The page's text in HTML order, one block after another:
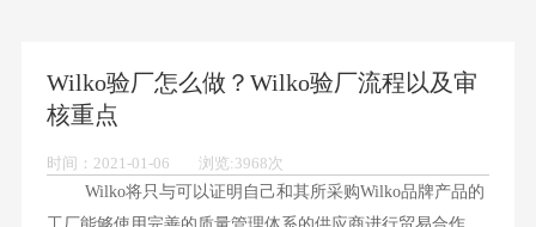
Wilko验厂怎么做？Wilko验厂流程以及审
核重点
时间：2021-01-06 浏览:3968次
Wilko将只与可以证明自己和其所采购Wilko品牌产品的